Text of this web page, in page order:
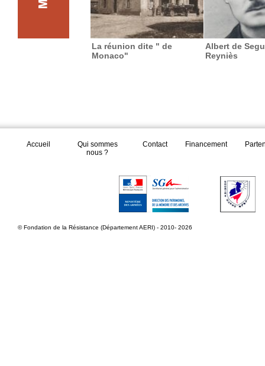
La réunion dite " de
Monaco"
Albert de
Reyniès
Accueil
Qui sommes
nous ?
Contact Financement
© Fondation de la Résistance (Département AERI) - 2010- 2026